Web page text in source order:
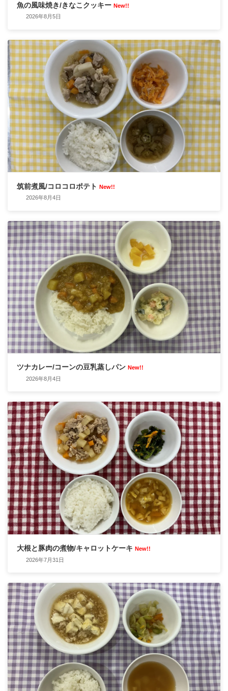
魚の風味焼き/きなこクッキー New!!
2026年8月5日
筑前煮風/コロコロポテト New!!
2026年8月4日
ツナカレー/コーンの豆乳蒸しパン New!!
2026年8月4日
大根と豚肉の煮物/キャロットケーキ New!!
2026年7月31日